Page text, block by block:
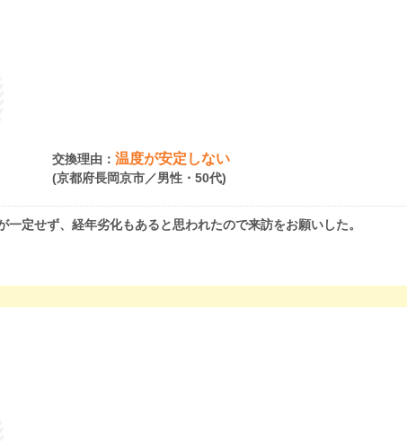
交換理由：温度が安定しない
(京都府長岡京市／男性・50代)
定せず、経年劣化もあると思われたので来訪をお願いした。